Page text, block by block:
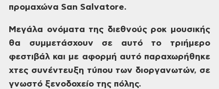
προμαχώνα San Salvatore.
Μεγάλα ονόματα της διεθνούς ροκ μουσικής
θα συμμετάσχουν σε αυτό το τριήμερο
φεστιβάλ και με αφορμή αυτό παραχωρήθηκε
χτες συνέντευξη τύπου των διοργανωτών, σε
γνωστό ξενοδοχείο της πόλης.